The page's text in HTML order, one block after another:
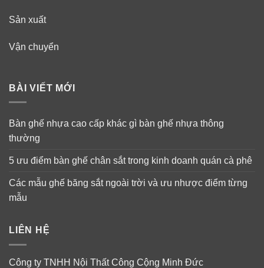
Sản xuất
Vận chuyển
BÀI VIẾT MỚI
Bàn ghế nhựa cao cấp khác gì bàn ghế nhựa thông
thường
5 ưu điểm bàn ghế chân sắt trong kinh doanh quán cà phê
Các mẫu ghế băng sắt ngoài trời và ưu nhược điểm từng
mẫu
LIÊN HỆ
Công ty TNHH Nội Thất Công Cộng Minh Đức